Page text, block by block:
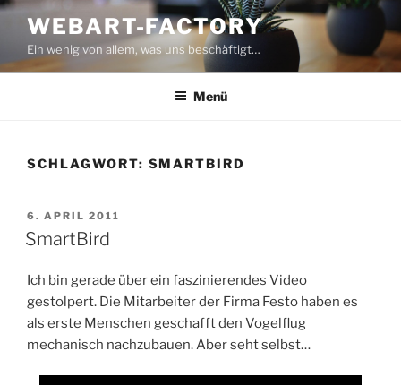
Zum
Inhalt
springen
WEBART-FACTORY
Ein wenig von allem, was uns beschäftigt…
Menü
SCHLAGWORT: SMARTBIRD
VERÖFFENTLICHT
AM
6. APRIL 2011
SmartBird
Ich bin gerade über ein faszinierendes Video
gestolpert. Die Mitarbeiter der Firma Festo haben es
als erste Menschen geschafft den Vogelflug
mechanisch nachzubauen. Aber seht selbst…